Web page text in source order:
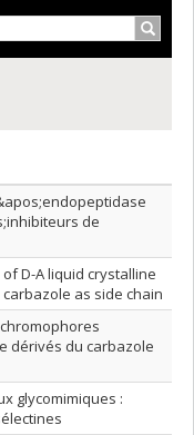
de
D-A liquid crystalline
as side chain
dérivés du carbazole
glycomimiques :